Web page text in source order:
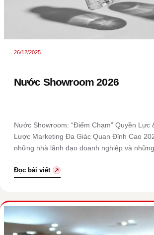
26/12/2025
Nước Showroom 2026
Nước Showroom: “Điểm Chạm” Quyền Lực
Lược Marketing Đa Giác Quan Đỉnh Cao
những nhà lãnh đạo doanh nghiệp và
Đọc bài viết